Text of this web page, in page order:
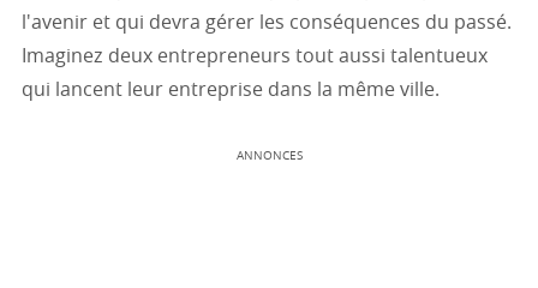
l'avenir et qui devra gérer les conséquences du passé.
Imaginez deux entrepreneurs tout aussi talentueux
qui lancent leur entreprise dans la même ville.
ANNONCES